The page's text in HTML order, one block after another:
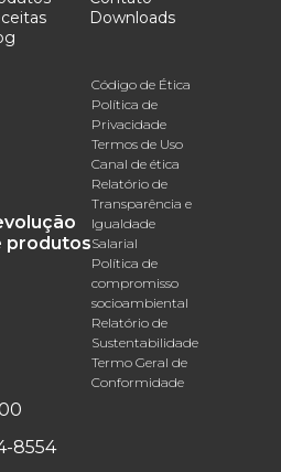
Downloads
produtos
Código de Ética
Política de
Privacidade
Termos de Uso
Canal de ética
Relatório de
Transparência e
Igualdade
Salarial
Política de
compromisso
socioambiental
Relatório de
Sustentabilidade
Termo Geral de
Conformidade
8554